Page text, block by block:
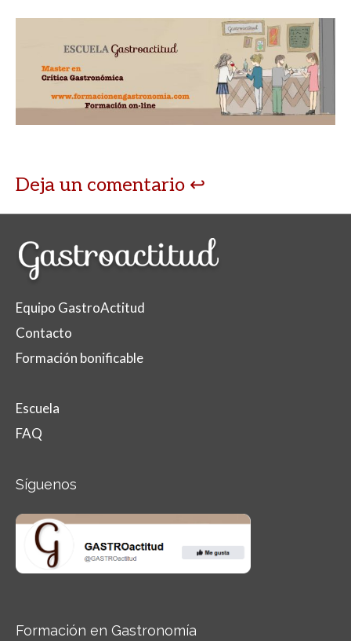
Deja un comentario
Equipo GastroActitud
Contacto
Formación bonificable
Escuela
FAQ
Síguenos
Formación en Gastronomía